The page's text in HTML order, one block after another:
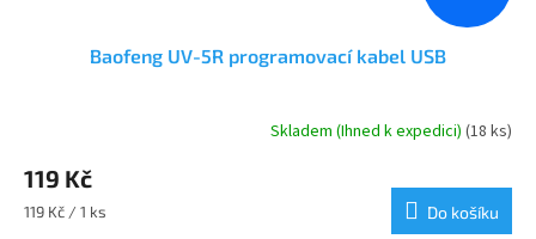
Baofeng UV-5R programovací kabel USB
produktu
je
4,8
Skladem (Ihned k expedici)(18 ks)
119 Kč
Měrná
119 Kč / 1 ks Do košíku